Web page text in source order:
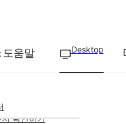
도움말 Desktop
를 위해 PDF
활성화합니다
양식이 채울 수
확인하기